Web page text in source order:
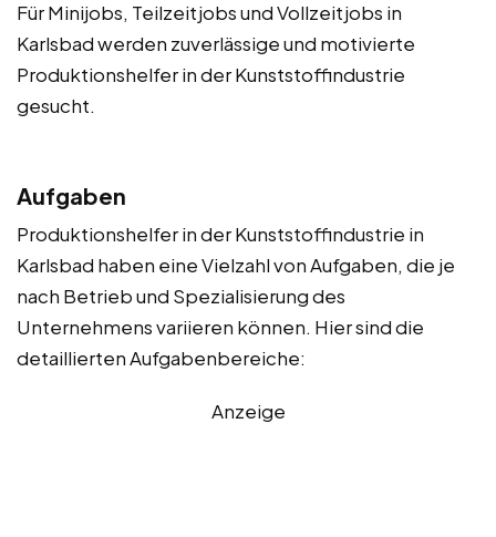
Für Minijobs, Teilzeitjobs und Vollzeitjobs in
Karlsbad werden zuverlässige und motivierte
Produktionshelfer in der Kunststoffindustrie
gesucht.
Aufgaben
Produktionshelfer in der Kunststoffindustrie in
Karlsbad haben eine Vielzahl von Aufgaben, die je
nach Betrieb und Spezialisierung des
Unternehmens variieren können. Hier sind die
detaillierten Aufgabenbereiche:
Anzeige